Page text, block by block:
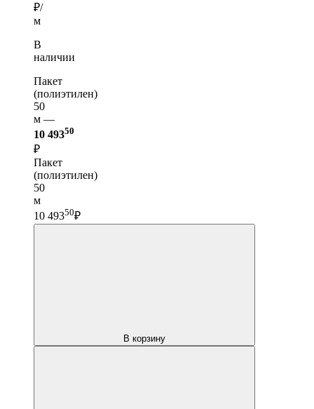
₽/
м
В
наличии
Пакет
(полиэтилен)
50
м —
10 49350
₽
Пакет
(полиэтилен)
50
м
10 49350₽
В корзину